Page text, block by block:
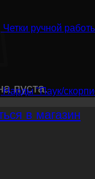
пуста.
в магазин
Четки ручной
Нарды "Паук/